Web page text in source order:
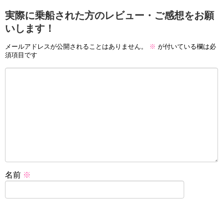
実際に乗船された方のレビュー・ご感想をお願
いします！
メールアドレスが公開されることはありません。 ※ が付いている欄は必
須項目です
名前 ※